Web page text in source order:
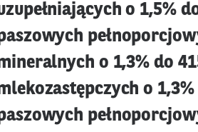
o 1,5%
o 1,3% do
o